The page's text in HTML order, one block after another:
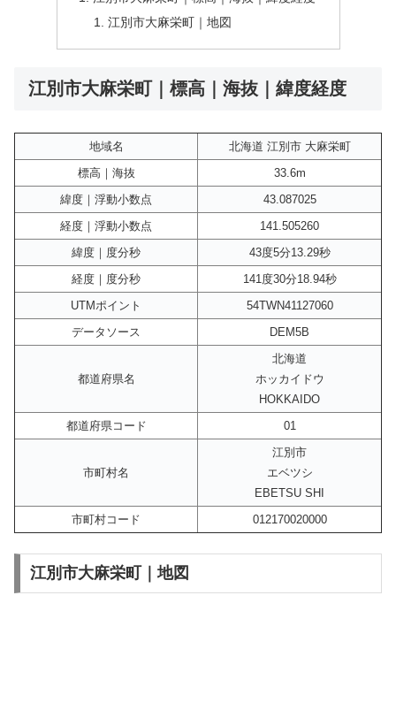
江別市大麻栄町｜地図
江別市大麻栄町｜標高｜海抜｜緯度経度
地域名
北海道 江別市 大麻栄町
標高｜海抜
33.6m
緯度｜浮動小数点
43.087025
経度｜浮動小数点
141.505260
緯度｜度分秒
43度5分13.29秒
経度｜度分秒
141度30分18.94秒
UTMポイント
54TWN41127060
データソース
DEM5B
都道府県名
北海道
ホッカイドウ
HOKKAIDO
都道府県コード
01
市町村名
江別市
エベツシ
EBETSU SHI
市町村コード
012170020000
江別市大麻栄町｜地図